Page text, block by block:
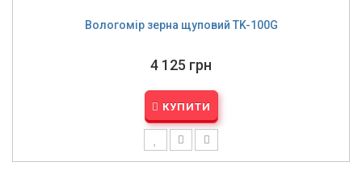
Вологомір зерна щуповий TK-100G
4 125 грн
КУПИТИ